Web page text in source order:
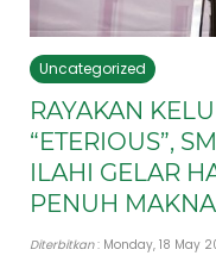
Uncategorized
RAYAKAN
“ETERIOUS”,
ILAHI GELAR
PENUH MAKNA
Diterbitkan: Monday, 18 May